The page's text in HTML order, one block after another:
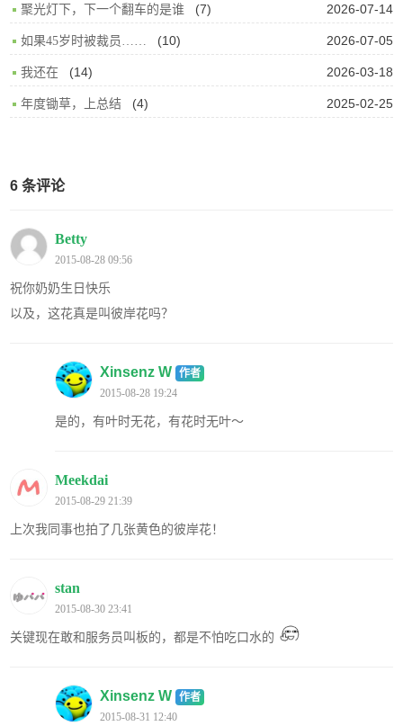
2026-07-14
聚光灯下，下一个翻车的是谁 (7)
2026-07-05
如果45岁时被裁员…… (10)
2026-03-18
我还在 (14)
2025-02-25
年度锄草，上总结 (4)
6 条评论
Betty
2015-08-28 09:56
祝你奶奶生日快乐
以及，这花真是叫彼岸花吗？
Xinsenz W 作者
2015-08-28 19:24
是的，有叶时无花，有花时无叶～
Meekdai
2015-08-29 21:39
上次我同事也拍了几张黄色的彼岸花！
stan
2015-08-30 23:41
关键现在敢和服务员叫板的，都是不怕吃口水的
Xinsenz W 作者
2015-08-31 12:40